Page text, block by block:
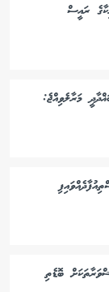
ރައީސް
މަރާލެވިއްޖެ:
ބޮޑެތި